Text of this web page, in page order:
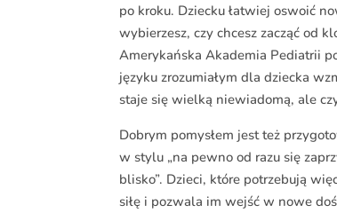
po kroku. Dziecku łatwiej oswoić
wybierzesz, czy chcesz zacząć od
Amerykańska Akademia Pediatrii
języku zrozumiałym dla dziecka
staje się wielką niewiadomą, ale
Dobrym pomysłem jest też
w stylu „na pewno od razu się
blisko”. Dzieci, które potrzebują
siłę i pozwala im wejść w nowe